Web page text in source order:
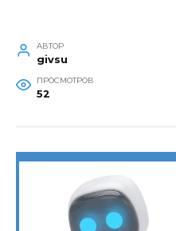
АВТОР
givsu
ПРОСМОТРОВ
52